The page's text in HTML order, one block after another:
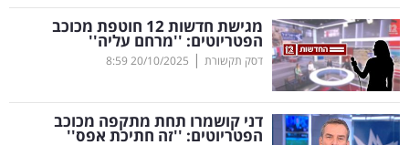
מינויים
רייטינג
רכב
מגישת חדשות 12 חוטפת מכוכב
הפטריוטים: ''מרחם עליה''
דסק תקשורת |
20/10/2025
8:59
דני קושמרו תחת מתקפה מכוכב
הפטריוטים: ''זה חתיכת אפס''